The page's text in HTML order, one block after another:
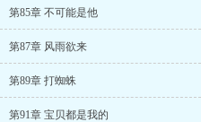
第85章 不可能是他
第87章 风雨欲来
第89章 打蜘蛛
第91章 宝贝都是我的